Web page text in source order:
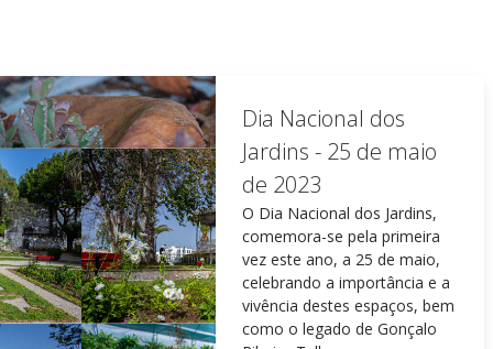
Lançamento da
campanha Concelho
Limpo
A Taviraverde inicia o ano de
2023 com uma campanha de
sensibilização alusiva à
limpeza urbana e combate às
deposições ilícitas de
resíduos, intitulada “ Concelho